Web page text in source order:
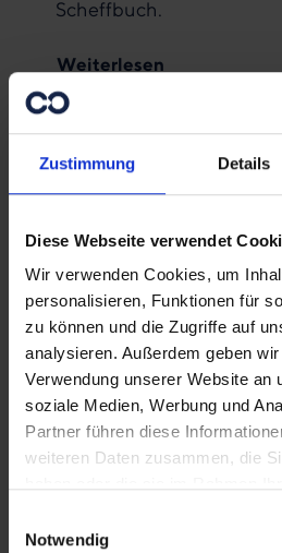
Zustimmung Details
Diese Webseite verwendet
Wir verwenden Cookies, um
personalisieren, Funktionen für
zu können und die Zugriffe auf
analysieren. Außerdem geben
Verwendung unserer Website an
soziale Medien, Werbung und
Partner führen diese
weiteren Daten zusammen, die
Notwendig
Scheffbuch.
Weiterlesen
Solange die Erde
in Ländern, wo die Folgen